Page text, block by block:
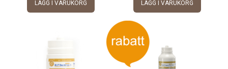
LÄGG I VARUKORG
kaffet.OBS: Utbytesfilter,
LÄGG I VARUKORG